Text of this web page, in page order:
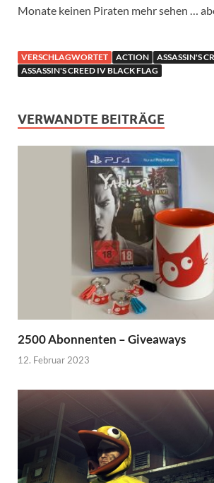
Monate keinen Piraten mehr sehen …
VERSCHLAGWORTET ACTION
ASSASSIN'S
ASSASSIN'S CREED IV BLACK FLAG
VERWANDTE BEITRÄGE
2500 Abonnenten – Giveaways
12. Februar 2023